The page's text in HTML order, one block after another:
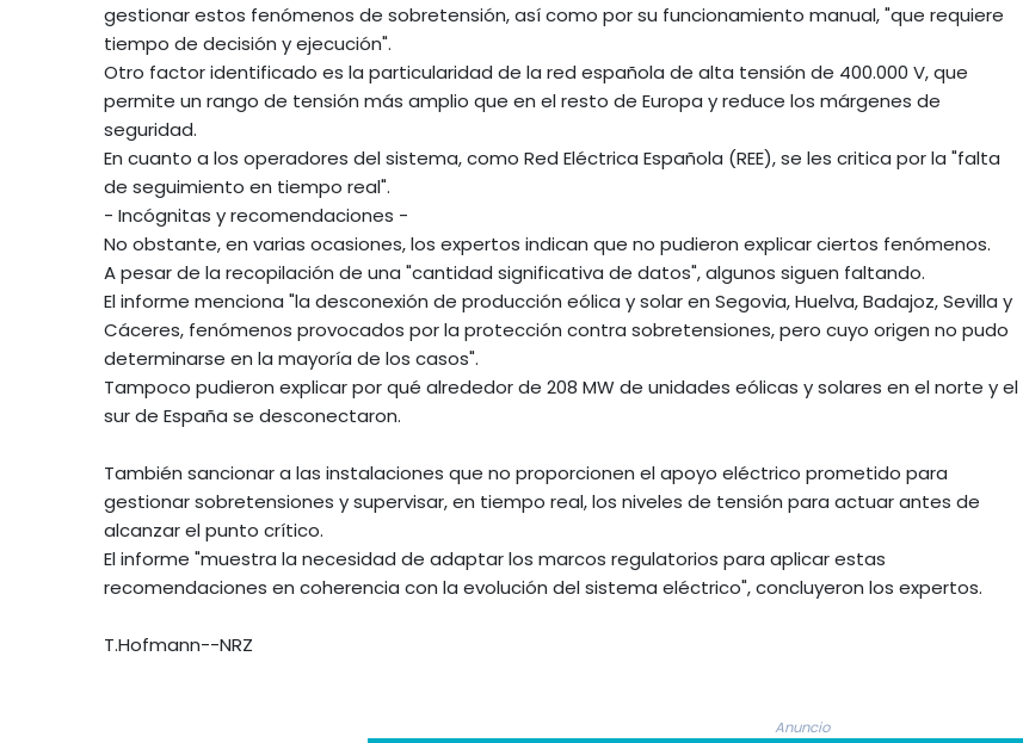
gestionar estos fenómenos de sobretensión, así como por su funcionamiento manual, "que requiere
tiempo de decisión y ejecución".
Otro factor identificado es la particularidad de la red española de alta tensión de 400.000 V, que
permite un rango de tensión más amplio que en el resto de Europa y reduce los márgenes de
seguridad.
En cuanto a los operadores del sistema, como Red Eléctrica Española (REE), se les critica por la "falta
de seguimiento en tiempo real".
- Incógnitas y recomendaciones -
No obstante, en varias ocasiones, los expertos indican que no pudieron explicar ciertos fenómenos.
A pesar de la recopilación de una "cantidad significativa de datos", algunos siguen faltando.
El informe menciona "la desconexión de producción eólica y solar en Segovia, Huelva, Badajoz, Sevilla y
Cáceres, fenómenos provocados por la protección contra sobretensiones, pero cuyo origen no pudo
determinarse en la mayoría de los casos".
Tampoco pudieron explicar por qué alrededor de 208 MW de unidades eólicas y solares en el norte y el
sur de España se desconectaron.
También sancionar a las instalaciones que no proporcionen el apoyo eléctrico prometido para
gestionar sobretensiones y supervisar, en tiempo real, los niveles de tensión para actuar antes de
alcanzar el punto crítico.
El informe "muestra la necesidad de adaptar los marcos regulatorios para aplicar estas
recomendaciones en coherencia con la evolución del sistema eléctrico", concluyeron los expertos.
T.Hofmann--NRZ
Anuncio